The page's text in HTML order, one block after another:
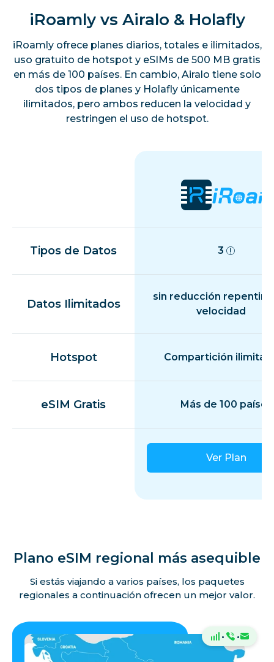
iRoamly vs Airalo & Holafly
iRoamly ofrece planes diarios, totales e ilimitados,
uso gratuito de hotspot y eSIMs de 500 MB gratis
en más de 100 países. En cambio, Airalo tiene solo
dos tipos de planes y Holafly únicamente
ilimitados, pero ambos reducen la velocidad y
restringen el uso de hotspot.
Tipos de Datos 3
Datos Ilimitados
sin reducción
velocidad
Hotspot Compartición
eSIM Gratis Más de 100 países
Ver Plan
Plano eSIM regional más asequible
Si estás viajando a varios países, los paquetes
regionales a continuación ofrecen un mejor valor.
· ·